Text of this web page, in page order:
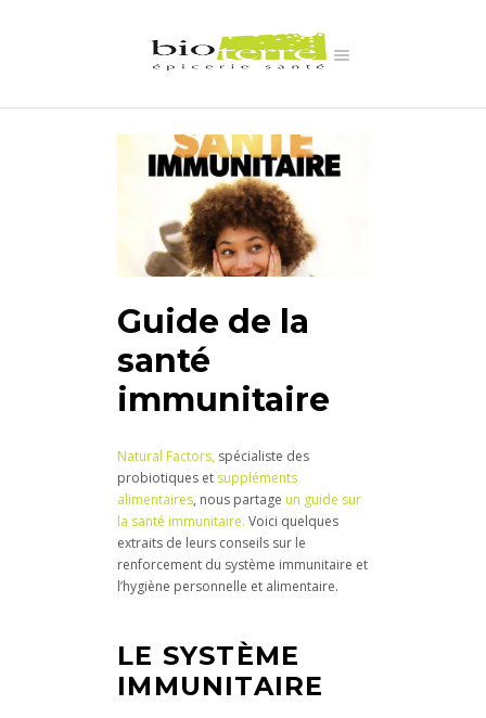
Guide de la
santé
immunitaire
Natural Factors, spécialiste des
probiotiques et suppléments
alimentaires, nous partage un guide sur
la santé immunitaire.Voici quelques
extraits de leurs conseils sur le
renforcement du système immunitaire et
l’hygiène personnelle et alimentaire.
LE SYSTÈME
IMMUNITAIRE